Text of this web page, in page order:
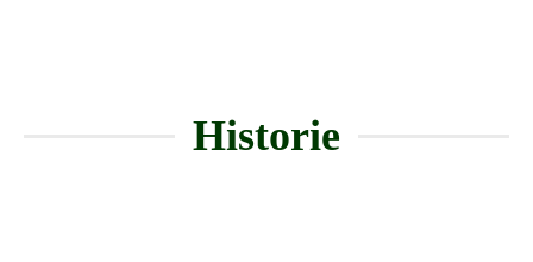
Historie